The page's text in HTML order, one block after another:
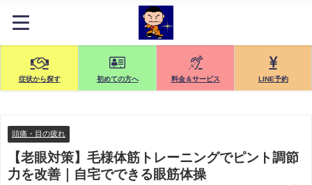
症状から探す 初めての方へ 料金＆サービス LINE予約
頭痛・目の疲れ
【老眼対策】毛様体筋トレーニングでピント調節
力を改善｜自宅でできる眼筋体操